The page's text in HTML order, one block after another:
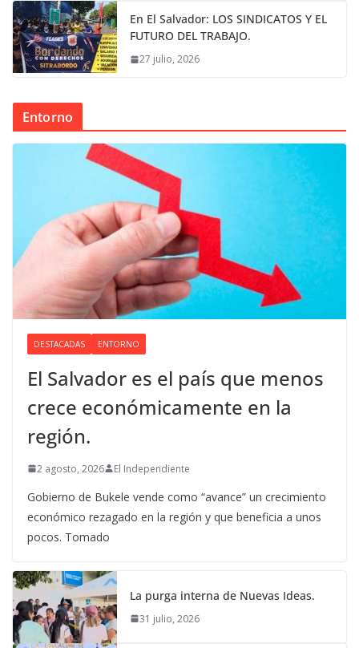
En El Salvador: LOS SINDICATOS Y EL
FUTURO DEL TRABAJO.
27 julio, 2026
Entorno
DESTACADAS ENTORNO
El Salvador es el país que menos
crece económicamente en la
región.
2 agosto, 2026 El Independiente
Gobierno de Bukele vende como “avance” un crecimiento
económico rezagado en la región y que beneficia a unos
pocos. Tomado
La purga interna de Nuevas Ideas.
31 julio, 2026